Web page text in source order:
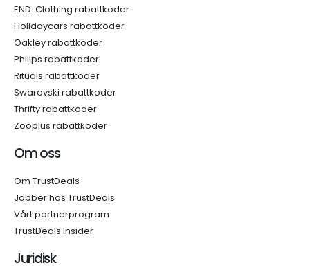
END. Clothing rabattkoder
Holidaycars rabattkoder
Oakley rabattkoder
Philips rabattkoder
Rituals rabattkoder
Swarovski rabattkoder
Thrifty rabattkoder
Zooplus rabattkoder
Om oss
Om TrustDeals
Jobber hos TrustDeals
Vårt partnerprogram
TrustDeals Insider
Juridisk